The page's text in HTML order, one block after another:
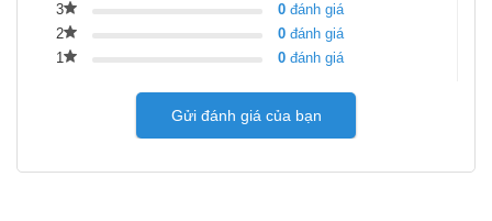
3
0 đánh giá
2
0 đánh giá
1
0 đánh giá
Gửi đánh giá của bạn